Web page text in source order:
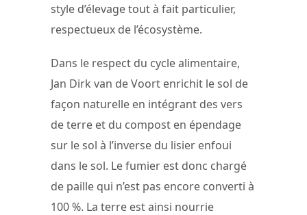
style d’élevage tout à fait particulier,
respectueux de l’écosystème.
Dans le respect du cycle alimentaire,
Jan Dirk van de Voort enrichit le sol de
façon naturelle en intégrant des vers
de terre et du compost en épendage
sur le sol à l’inverse du lisier enfoui
dans le sol. Le fumier est donc chargé
de paille qui n’est pas encore converti à
100 %. La terre est ainsi nourrie